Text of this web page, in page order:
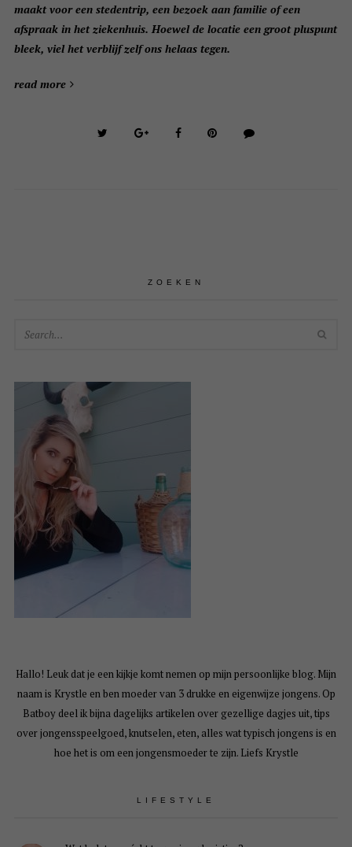
maakt voor een stedentrip, een bezoek aan familie of een
afspraak in het ziekenhuis. Hoewel de locatie een groot pluspunt
bleek, viel het verblijf zelf ons helaas tegen.
read more
ZOEKEN
Hallo! Leuk dat je een kijkje komt nemen op mijn persoonlijke blog. Mijn
naam is Krystle en ben moeder van 3 drukke en eigenwijze jongens. Op
Batboy deel ik bijna dagelijks artikelen over gezellige dagjes uit, tips
over jongensspeelgoed, knutselen, eten, alles wat typisch jongens is en
hoe het is om een jongensmoeder te zijn. Liefs Krystle
LIFESTYLE